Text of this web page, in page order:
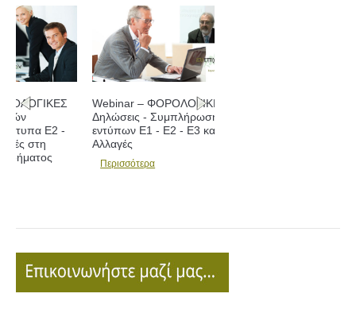
Webinar – ΦΟΡΟΛΟΓΙΚΕΣ
Δηλώσεις - Συμπλήρωση
εντύπων Ε1 - Ε2 - Ε3 και
Αλλαγές
Περισσότερα